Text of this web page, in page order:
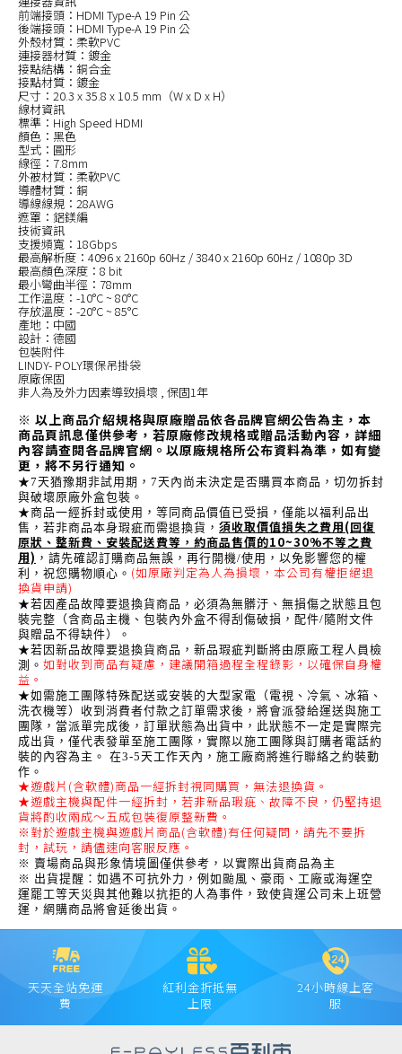
前端接頭：HDMI Type-A 19 Pin 公
後端接頭：HDMI Type-A 19 Pin 公
外殼材質：柔軟PVC
連接器材質：鍍金
接點結構：銅合金
接點材質：鍍金
尺寸：20.3 x 35.8 x 10.5 mm（W x D x H）
線材資訊
標準：High Speed HDMI
顏色：黑色
型式：圓形
線徑：7.8mm
外被材質：柔軟PVC
導體材質：銅
導線線規：28AWG
遮罩：鋁鎂編
技術資訊
支援頻寬：18Gbps
最高解析度：4096 x 2160p 60Hz / 3840 x 2160p 60Hz / 1080p 3D
最高顏色深度：8 bit
最小彎曲半徑：78mm
工作溫度：-10°C ~ 80°C
存放溫度：-20°C ~ 85°C
產地：中國
設計：德國
包裝附件
LINDY- POLY環保吊掛袋
原廠保固
非人為及外力因素導致損壞 , 保固1年
※ 以上商品介紹規格與原廠贈品依各品牌官網公告為主，本
商品頁訊息僅供參考，若原廠修改規格或贈品活動內容，詳細
內容請查閱各品牌官網。以原廠規格所公布資料為準，如有變
更，將不另行通知。
★7天猶豫期非試用期，7天內尚未決定是否購買本商品，切勿拆封
與破壞原廠外盒包裝。
★商品一經拆封或使用，等同商品價值已受損，僅能以福利品出
售，若非商品本身瑕疵而需退換貨， 須收取價值損失之費用(回復
原狀、整新費、安裝配送費等，約商品售價的10~30%不等之費
用) ，請先確認訂購商品無誤，再行開機/使用，以免影響您的權
利，祝您購物順心。 (如原廠判定為人為損壞，本公司有權拒絕退
換貨申請)
★若因產品故障要退換貨商品，必須為無髒汙、無損傷之狀態且包
裝完整（含商品主機、包裝內外盒不得刮傷破損，配件/隨附文件
與贈品不得缺件）。
★若因新品故障要退換貨商品，新品瑕疵判斷將由原廠工程人員檢
測。 如對收到商品有疑慮，建議開箱過程全程錄影，以確保自身權
益。
★如需施工團隊特殊配送或安裝的大型家電（電視、冷氣、冰箱、
洗衣機等）收到消費者付款之訂單需求後，將會派發給運送與施工
團隊，當派單完成後，訂單狀態為出貨中，此狀態不一定是實際完
成出貨，僅代表發單至施工團隊，實際以施工團隊與訂購者電話約
裝的內容為主。 在3-5天工作天內，施工廠商將進行聯絡之約裝動
作。
★遊戲片(含軟體)商品一經拆封視同購買，無法退換貨。
★遊戲主機與配件一經拆封，若非新品瑕疵、故障不良，仍堅持退
貨將酌收兩成～五成包裝復原整新費。
※對於遊戲主機與遊戲片商品(含軟體)有任何疑問，請先不要拆
封，試玩，請儘速向客服反應。
※ 賣場商品與形象情境圖僅供參考，以實際出貨商品為主
※ 出貨提醒：如遇不可抗外力，例如颱風、豪雨、工廠或海運空
運罷工等天災與其他難以抗拒的人為事件，致使貨運公司未上班營
運，網購商品將會延後出貨。
天天全站免運
費
紅利金折抵無
上限
24小時線上客
服